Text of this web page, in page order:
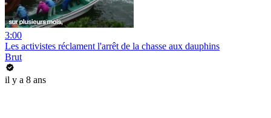
3:00
Les activistes réclament l'arrêt de la chasse aux dauphins
Brut
il y a 8 ans